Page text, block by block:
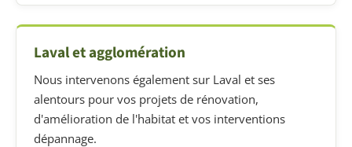
Laval et agglomération
Nous intervenons également sur Laval et ses
alentours pour vos projets de rénovation,
d'amélioration de l'habitat et vos interventions
dépannage.